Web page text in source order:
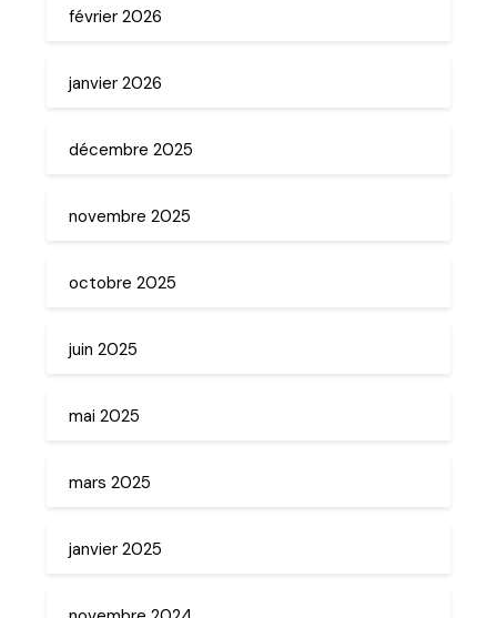
février 2026
janvier 2026
décembre 2025
novembre 2025
octobre 2025
juin 2025
mai 2025
mars 2025
janvier 2025